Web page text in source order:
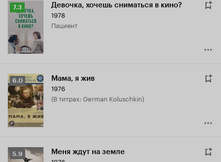
Рейтинг
Кинопоиска
7.3
7.3 Девочка, хочешь сниматься в кино?
1978
пациент
Рейтинг
Кинопоиска
6.0
6.0 Мама, я жив
1976
(в титрах: German Koluschkin)
Рейтинг
5.9 Меня ждут на земле